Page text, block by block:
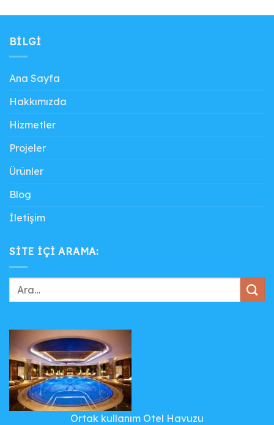
BILGI
Ana Sayfa
Hakkımızda
Hizmetler
Projeler
Ürünler
Blog
İletişim
SITE IÇI ARAMA:
Ortak kullanım Otel Havuzu